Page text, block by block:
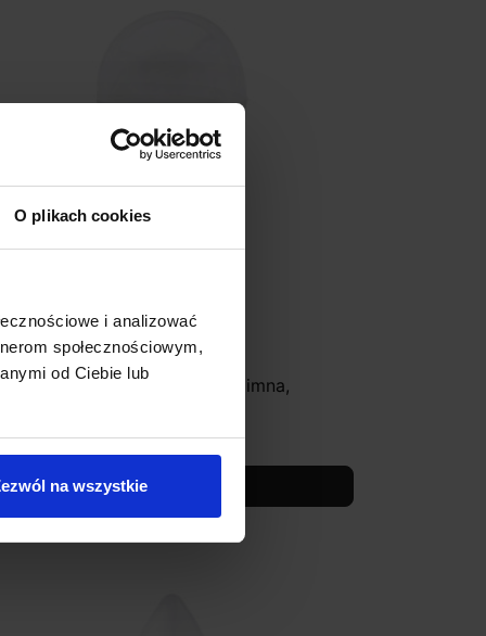
O plikach cookies
i analizować
społecznościowym,
od Ciebie lub
na wszystkie
LED E27 18W ciepła, zimna,
zł
Zobacz szczegóły